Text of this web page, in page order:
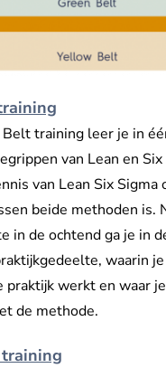
training leer je in
van Lean en Six
van Lean Six
beide methoden is.
in de ochtend ga je in
waarin
praktijk werkt en waar
de methode.